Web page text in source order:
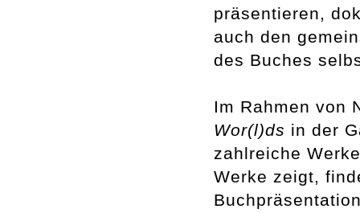
präsentieren,
auch den
des Buches
Im Rahmen von
Wor(l)ds in der
zahlreiche
Werke zeigt,